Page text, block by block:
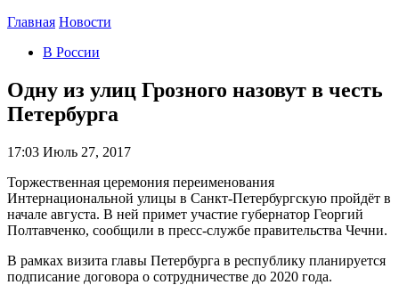
Главная Новости
В России
Одну из улиц Грозного назовут в честь
Петербурга
17:03 Июль 27, 2017
Торжественная церемония переименования
Интернациональной улицы в Санкт-Петербургскую пройдёт в
начале августа. В ней примет участие губернатор Георгий
Полтавченко, сообщили в пресс-службе правительства Чечни.
В рамках визита главы Петербурга в республику планируется
подписание договора о сотрудничестве до 2020 года.